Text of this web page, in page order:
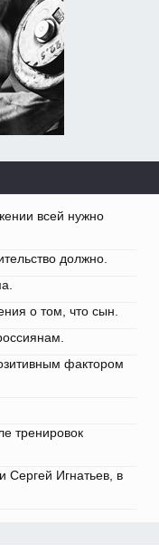
всей нужно
должно.
о том, что сын.
фактором
тренировок
Сергей Игнатьев, в